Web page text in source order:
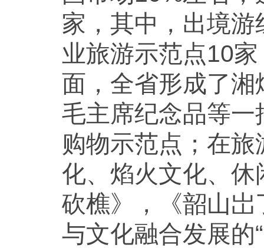
家，其中，出境
业旅游示范点10
面，全省形成了
毛主席纪念品等
购物示范点；在
化、焰火文化、
砍樵》，《韶山
与文化融合发展的